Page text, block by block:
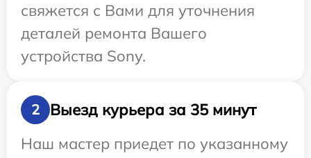
свяжется с Вами для уточнения
деталей ремонта Вашего
устройства Sony.
2
Выезд курьера за 35 минут
Наш мастер приедет по указанному